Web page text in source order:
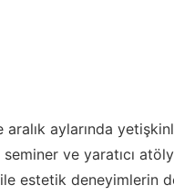
aralık aylarında
ve yaratıcı
estetik deneyimlerin